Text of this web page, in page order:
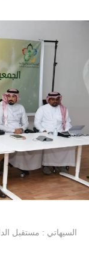
السيهاتي : مستقبل